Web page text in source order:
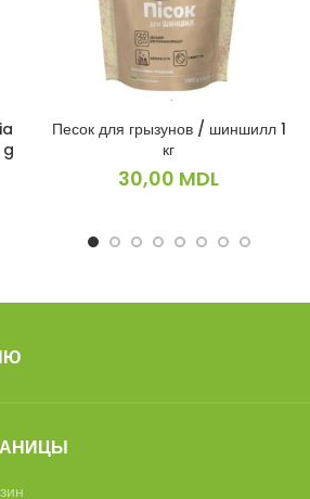
g
В КОРЗИНУ
Песок для грызунов / шиншилл 1
кг
30,00 MDL